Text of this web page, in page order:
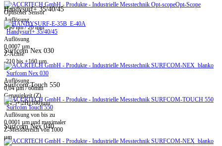
Opt-Scope
Optischer Sensor
Auflösung
0,10 nm / 20 mm
Surfcom Nex 030
Surfcom Nex 030
Auflösung
0,04 µm / 60mm
Genauigkeit (Z)
±(1,5+|2H|/100)µm
Surfcom Nex 040
Handysurf+ 35/40/45
Handysurf+ 35/40/45
Auflösung
0,0007 µm
Z-Achse
-210 bis +160 µm
Surfcom Touch 550
Surfcom Touch 550
Auflösung von bis zu
0,0001 µm und maximaler
Z-Messbereich von 1000
µm